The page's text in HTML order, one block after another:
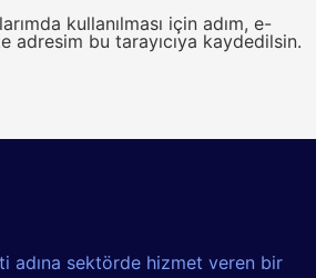
kullanılması için adım, e-
adresim bu tarayıcıya kaydedilsin.
adına sektörde hizmet veren bir